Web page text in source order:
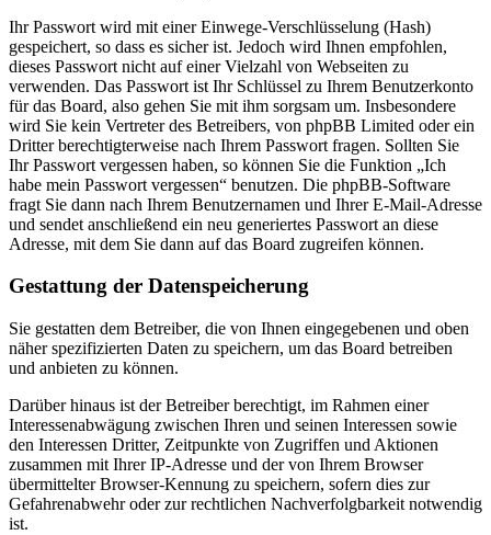
Ihr Passwort wird mit einer Einwege-Verschlüsselung (Hash)
gespeichert, so dass es sicher ist. Jedoch wird Ihnen empfohlen,
dieses Passwort nicht auf einer Vielzahl von Webseiten zu
verwenden. Das Passwort ist Ihr Schlüssel zu Ihrem Benutzerkonto
für das Board, also gehen Sie mit ihm sorgsam um. Insbesondere
wird Sie kein Vertreter des Betreibers, von phpBB Limited oder ein
Dritter berechtigterweise nach Ihrem Passwort fragen. Sollten Sie
Ihr Passwort vergessen haben, so können Sie die Funktion „Ich
habe mein Passwort vergessen“ benutzen. Die phpBB-Software
fragt Sie dann nach Ihrem Benutzernamen und Ihrer E-Mail-Adresse
und sendet anschließend ein neu generiertes Passwort an diese
Adresse, mit dem Sie dann auf das Board zugreifen können.
Gestattung der Datenspeicherung
Sie gestatten dem Betreiber, die von Ihnen eingegebenen und oben
näher spezifizierten Daten zu speichern, um das Board betreiben
und anbieten zu können.
Darüber hinaus ist der Betreiber berechtigt, im Rahmen einer
Interessenabwägung zwischen Ihren und seinen Interessen sowie
den Interessen Dritter, Zeitpunkte von Zugriffen und Aktionen
zusammen mit Ihrer IP-Adresse und der von Ihrem Browser
übermittelter Browser-Kennung zu speichern, sofern dies zur
Gefahrenabwehr oder zur rechtlichen Nachverfolgbarkeit notwendig
ist.